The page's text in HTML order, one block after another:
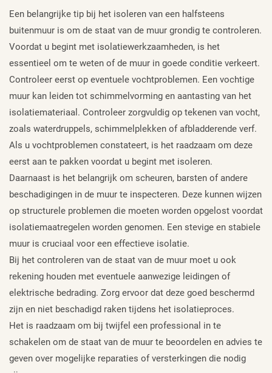
Een belangrijke tip bij het isoleren van een halfsteens
buitenmuur is om de staat van de muur grondig te controleren.
Voordat u begint met isolatiewerkzaamheden, is het
essentieel om te weten of de muur in goede conditie verkeert.
Controleer eerst op eventuele vochtproblemen. Een vochtige
muur kan leiden tot schimmelvorming en aantasting van het
isolatiemateriaal. Controleer zorgvuldig op tekenen van vocht,
zoals waterdruppels, schimmelplekken of afbladderende verf.
Als u vochtproblemen constateert, is het raadzaam om deze
eerst aan te pakken voordat u begint met isoleren.
Daarnaast is het belangrijk om scheuren, barsten of andere
beschadigingen in de muur te inspecteren. Deze kunnen wijzen
op structurele problemen die moeten worden opgelost voordat
isolatiemaatregelen worden genomen. Een stevige en stabiele
muur is cruciaal voor een effectieve isolatie.
Bij het controleren van de staat van de muur moet u ook
rekening houden met eventuele aanwezige leidingen of
elektrische bedrading. Zorg ervoor dat deze goed beschermd
zijn en niet beschadigd raken tijdens het isolatieproces.
Het is raadzaam om bij twijfel een professional in te
schakelen om de staat van de muur te beoordelen en advies te
geven over mogelijke reparaties of versterkingen die nodig